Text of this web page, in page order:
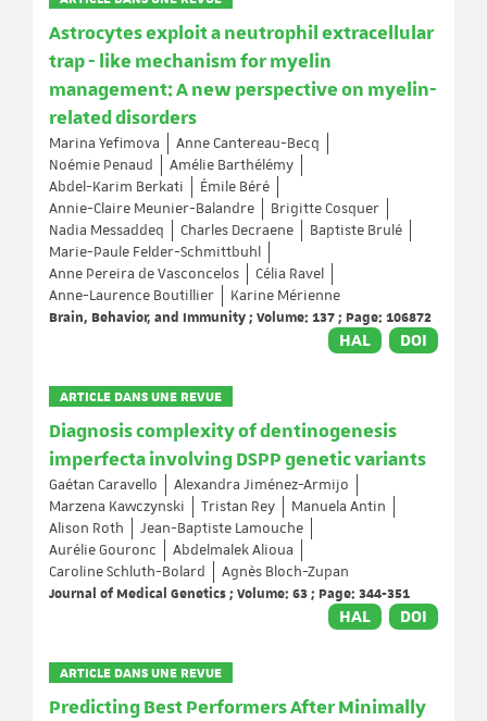
Astrocytes exploit a neutrophil extracellular
trap - like mechanism for myelin
management: A new perspective on myelin-
related disorders
Marina Yefimova
Anne Cantereau-Becq
Noémie Penaud
Amélie Barthélémy
Abdel-Karim Berkati
Émile Béré
Annie-Claire Meunier-Balandre
Brigitte Cosquer
Nadia Messaddeq
Charles Decraene
Baptiste Brulé
Marie-Paule Felder-Schmittbuhl
Anne Pereira de Vasconcelos
Célia Ravel
Anne-Laurence Boutillier
Karine Mérienne
Brain, Behavior, and Immunity ; Volume: 137 ; Page: 106872
HAL DOI
ARTICLE DANS UNE REVUE
Diagnosis complexity of dentinogenesis
imperfecta involving DSPP genetic variants
Gaétan Caravello
Alexandra Jiménez-Armijo
Marzena Kawczynski
Tristan Rey
Manuela Antin
Alison Roth
Jean-Baptiste Lamouche
Aurélie Gouronc
Abdelmalek Alioua
Caroline Schluth-Bolard
Agnès Bloch-Zupan
Journal of Medical Genetics ; Volume: 63 ; Page: 344-351
HAL DOI
ARTICLE DANS UNE REVUE
Predicting Best Performers After Minimally